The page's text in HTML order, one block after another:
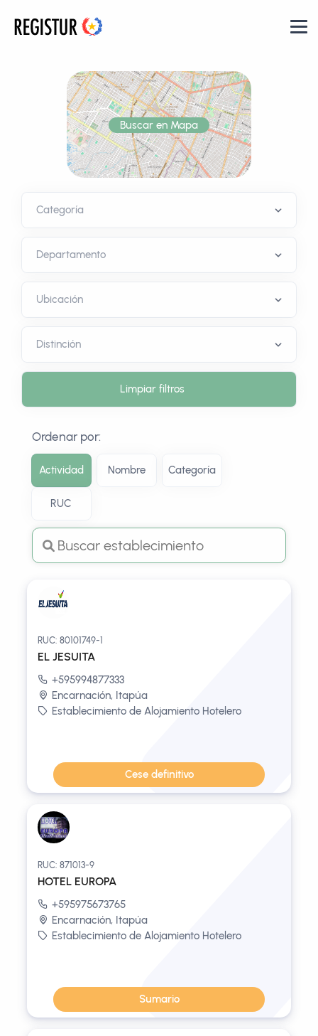
Buscar en Mapa
Limpiar filtros
Ordenar por:
Actividad Nombre Categoría
RUC
RUC: 80101749-1
EL JESUITA
+595994877333
Encarnación, Itapúa
Establecimiento de Alojamiento Hotelero
Cese definitivo
RUC: 871013-9
HOTEL EUROPA
+595975673765
Encarnación, Itapúa
Establecimiento de Alojamiento Hotelero
Sumario